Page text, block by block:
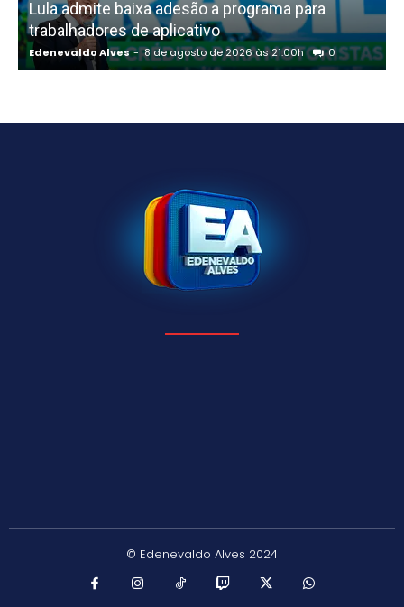
Lula admite baixa adesão a programa para
trabalhadores de aplicativo
Edenevaldo Alves - 8 de agosto de 2026 às 21:00h 0
© Edenevaldo Alves 2024